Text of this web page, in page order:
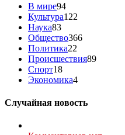
В мире94
Культура122
Наука83
Общество366
Политика22
Происшествия89
Спорт18
Экономика4
Случайная новость